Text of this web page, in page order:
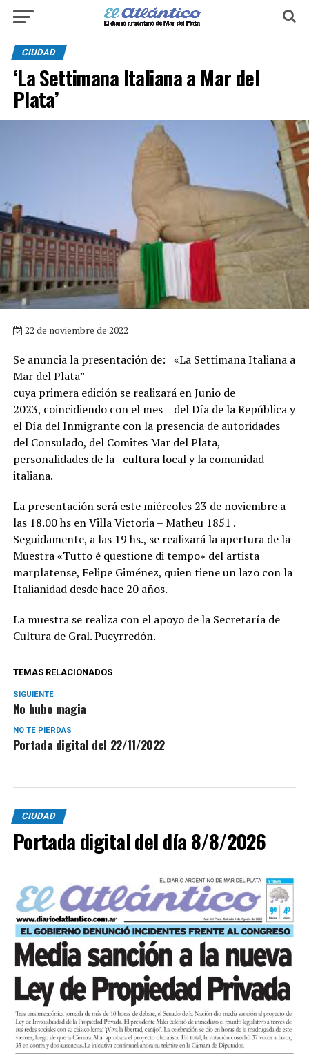
CIUDAD
‘La Settimana Italiana a Mar del
Plata’
22 de noviembre de 2022
Se anuncia la presentación de: «La Settimana Italiana a
Mar del Plata”
cuya primera edición se realizará en Junio de
2023, coincidiendo con el mes del Día de la República y
el Día del Inmigrante con la presencia de autoridades
del Consulado, del Comites Mar del Plata,
personalidades de la cultura local y la comunidad
italiana.
La presentación será este miércoles 23 de noviembre a
las 18.00 hs en Villa Victoria – Matheu 1851 .
Seguidamente, a las 19 hs., se realizará la apertura de la
Muestra «Tutto é questione di tempo» del artista
marplatense, Felipe Giménez, quien tiene un lazo con la
Italianidad desde hace 20 años.
La muestra se realiza con el apoyo de la Secretaría de
Cultura de Gral. Pueyrredón.
TEMAS RELACIONADOS
SIGUIENTE
No hubo magia
NO TE PIERDAS
Portada digital del 22/11/2022
CIUDAD
Portada digital del día 8/8/2026